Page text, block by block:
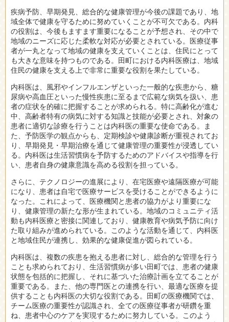
疾病予防、早期発見、総合的な健康管理が今後の課題であり、地
域全体で健康を守るために努めていくことが不可欠である。内科
の役割は、今後もますます重要になることが予想され、その中で
地域のニーズに応じた柔軟な対応が必要とされている。医療従事
者が一丸となって地域の健康を支えていくことは、住民にとって
も大きな意味を持つものである。田町における内科医療は、地域
住民の健康を支える上で非常に重要な役割を果たしている。
内科医は、風邪やインフルエンザといった一般的な疾患から、糖
尿病や高血圧といった慢性疾患に至るまで広範な病気を扱い、患
者の症状を的確に把握することが求められる。特に高齢化が進む
中、高齢者特有の病気に対する知識と技能が必要とされ、対象の
患者に適切な診療を行うことは内科医の重要な使命である。ま
た、予防医学の観点からも、定期検診や健康診断が重視されてお
り、早期発見・早期治療を通じて健康管理の重要性が浸透してい
る。内科医は生活習慣病を予防するためのアドバイスや指導を行
い、患者自身の健康意識を高める役割を担っている。
さらに、テクノロジーの進展により、在宅医療や遠隔医療が可能
になり、患者は自宅で医療サービスを受けることができるように
なった。これによって、医療機関と患者の協力がより重要にな
り、健康管理の新たな形が生まれている。地域のコミュニティ活
動も内科医療と密接に関連しており、健康教育や病気予防に向け
た取り組みが進められている。このような活動を通じて、内科医
と地域住民が連携し、効果的な健康促進が図られている。
内科医は、複数の疾患を抱える患者に対し、総合的な管理を行う
ことも求められており、生活習慣病が多い田町では、患者の健康
状態を包括的に把握し、それに基づいた治療計画を立てることが
重要である。また、他の専門医との連携を行い、最適な医療を提
供することも内科医の大切な役割である。田町の医療機関では、
チーム医療の重要性が認識され、全ての医療従事者が研鑽を重
ね、患者中心のケアを実現するために努力している。このよう